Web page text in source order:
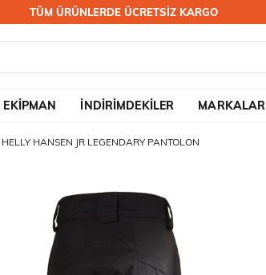
TÜM ÜRÜNLERDE ÜCRETSİZ KARGO
İNDİRİMDEKİLER MARKALAR
HELLY HANSEN JR LEGENDARY PANTOLON